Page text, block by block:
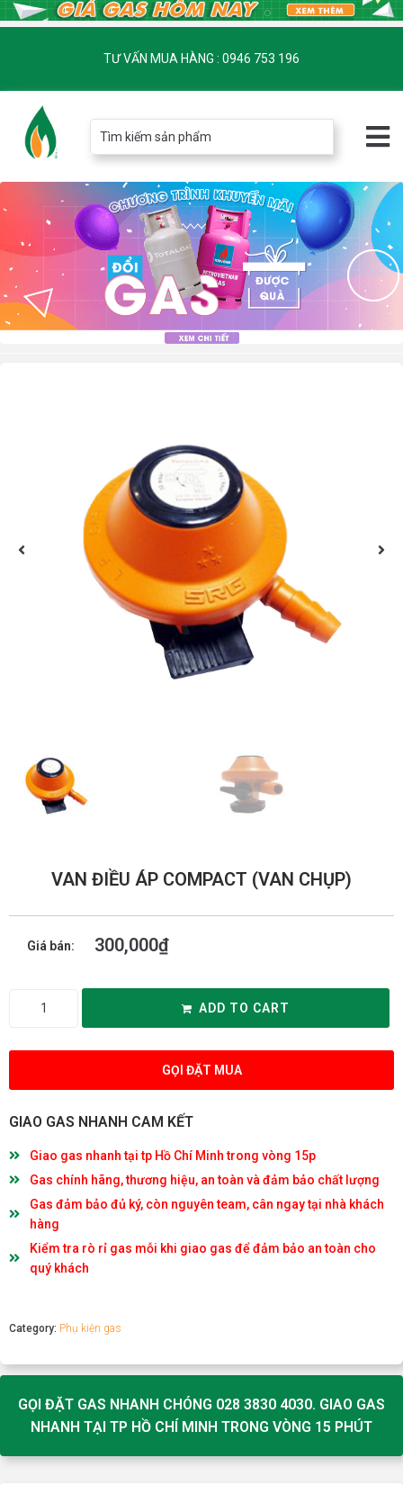
TƯ VẤN MUA HÀNG : 0946 753 196
VAN ĐIỀU ÁP COMPACT (VAN CHỤP)
Giá bán: 300,000₫
ADD TO CART
GỌI ĐẶT MUA
GIAO GAS NHANH CAM KẾT
Giao gas nhanh tại tp Hồ Chí Minh trong vòng 15p
Gas chính hãng, thương hiệu, an toàn và đảm bảo chất lượng
Gas đảm bảo đủ ký, còn nguyên team, cân ngay tại nhà khách
hàng
Kiểm tra rò rỉ gas mỗi khi giao gas để đảm bảo an toàn cho
quý khách
Category: Phụ kiện gas
GỌI ĐẶT GAS NHANH CHÓNG 028 3830 4030. GIAO GAS
NHANH TẠI TP HỒ CHÍ MINH TRONG VÒNG 15 PHÚT